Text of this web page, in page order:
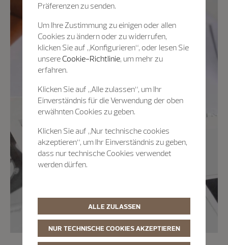
Präferenzen zu senden.
Um Ihre Zustimmung zu einigen oder allen
Cookies zu ändern oder zu widerrufen,
klicken Sie auf „Konfigurieren“, oder lesen Sie
unsere Cookie-Richtlinie, um mehr zu
erfahren.
Klicken Sie auf „Alle zulassen“, um Ihr
Einverständnis für die Verwendung der oben
erwähnten Cookies zu geben.
Klicken Sie auf „Nur technische cookies
akzeptieren“, um Ihr Einverständnis zu geben,
dass nur technische Cookies verwendet
werden dürfen.
ALLE ZULASSEN
NUR TECHNISCHE COOKIES AKZEPTIEREN